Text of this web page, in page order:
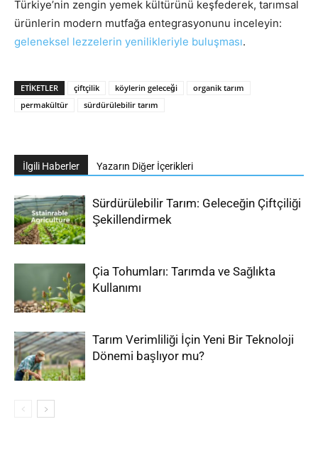
Türkiye’nin zengin yemek kültürünü keşfederek, tarımsal
ürünlerin modern mutfağa entegrasyonunu inceleyin:
geleneksel lezzelerin yenilikleriyle buluşması.
ETIKETLER çiftçilik köylerin geleceği
organik tarım
permakültür
sürdürülebilir tarım
İlgili Haberler Yazarın Diğer İçerikleri
Sürdürülebilir Tarım: Geleceğin Çiftçiliği
Şekillendirmek
Çia Tohumları: Tarımda ve Sağlıkta
Kullanımı
Tarım Verimliliği İçin Yeni Bir Teknoloji
Dönemi başlıyor mu?